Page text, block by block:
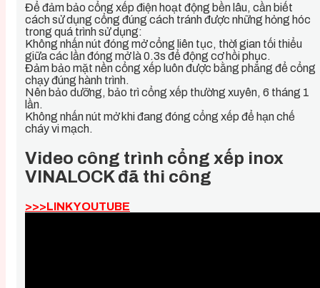
Để đảm bảo cổng xếp điện hoạt động bền lâu, cần biết
cách sử dụng cổng đúng cách tránh được những hỏng hóc
trong quá trình sử dụng:
Không nhấn nút đóng mở cổng liên tục, thời gian tối thiểu
giữa các lần đóng mở là 0.3s để động cơ hồi phục.
Đảm bảo mặt nền cổng xếp luôn được bằng phẳng để cổng
chạy đúng hành trình.
Nên bảo dưỡng, bảo trì cổng xếp thường xuyên, 6 tháng 1
lần.
Không nhấn nút mở khi đang đóng cổng xếp để hạn chế
cháy vi mạch.
Video công trình cổng xếp inox
VINALOCK đã thi công
>>>LINK YOUTUBE